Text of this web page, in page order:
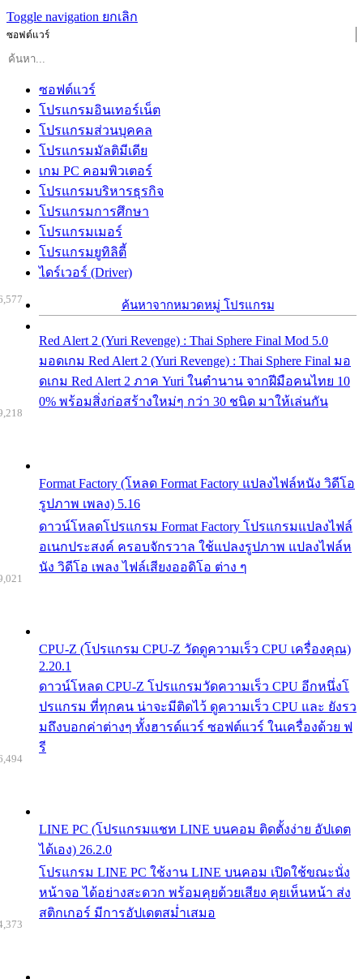
Toggle navigation ยกเลิก
ซอฟต์แวร์
ซอฟต์แวร์
โปรแกรมอินเทอร์เน็ต
โปรแกรมส่วนบุคคล
โปรแกรมมัลติมีเดีย
เกม PC คอมพิวเตอร์
โปรแกรมบริหารธุรกิจ
โปรแกรมการศึกษา
โปรแกรมเมอร์
โปรแกรมยูทิลิตี้
ไดร์เวอร์ (Driver)
ค้นหาจากหมวดหมู่ โปรแกรม
Red Alert 2 (Yuri Revenge) : Thai Sphere Final Mod 5.0
มอดเกม Red Alert 2 (Yuri Revenge) : Thai Sphere Final มอ
ดเกม Red Alert 2 ภาค Yuri ในตำนาน จากฝีมือคนไทย 10
0% พร้อมสิ่งก่อสร้างใหม่ๆ กว่า 30 ชนิด มาให้เล่นกัน
Format Factory (โหลด Format Factory แปลงไฟล์หนัง วิดีโอ
รูปภาพ เพลง) 5.16
ดาวน์โหลดโปรแกรม Format Factory โปรแกรมแปลงไฟล์
อเนกประสงค์ ครอบจักรวาล ใช้แปลงรูปภาพ แปลงไฟล์ห
นัง วิดีโอ เพลง ไฟล์เสียงออดิโอ ต่าง ๆ
CPU-Z (โปรแกรม CPU-Z วัดดูความเร็ว CPU เครื่องคุณ)
2.20.1
ดาวน์โหลด CPU-Z โปรแกรมวัดความเร็ว CPU อีกหนึ่งโ
ปรแกรม ที่ทุกคน น่าจะมีติดไว้ ดูความเร็ว CPU และ ยังรว
มถึงบอกค่าต่างๆ ทั้งฮารด์แวร์ ซอฟต์แวร์ ในเครื่องด้วย ฟ
รี
LINE PC (โปรแกรมแชท LINE บนคอม ติดตั้งง่าย อัปเดต
ได้เอง) 26.2.0
โปรแกรม LINE PC ใช้งาน LINE บนคอม เปิดใช้ขณะนั่ง
หน้าจอ ได้อย่างสะดวก พร้อมคุยด้วยเสียง คุยเห็นหน้า ส่ง
สติกเกอร์ มีการอัปเดตสม่ำเสมอ